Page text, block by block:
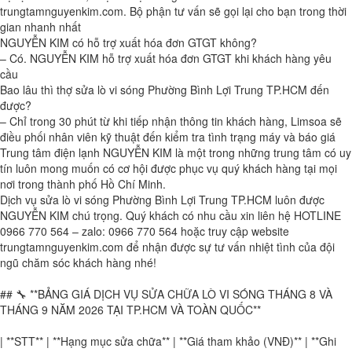
trungtamnguyenkim.com. Bộ phận tư vấn sẽ gọi lại cho bạn trong thời
gian nhanh nhất
NGUYỄN KIM có hỗ trợ xuất hóa đơn GTGT không?
– Có. NGUYỄN KIM hỗ trợ xuất hóa đơn GTGT khi khách hàng yêu
cầu
Bao lâu thì thợ sửa lò vi sóng Phường Bình Lợi Trung TP.HCM đến
được?
– Chỉ trong 30 phút từ khi tiếp nhận thông tin khách hàng, Limsoa sẽ
điều phối nhân viên kỹ thuật đến kiểm tra tình trạng máy và báo giá
Trung tâm điện lạnh NGUYỄN KIM là một trong những trung tâm có uy
tín luôn mong muốn có cơ hội được phục vụ quý khách hàng tại mọi
nơi trong thành phố Hồ Chí Minh.
Dịch vụ sửa lò vi sóng Phường Bình Lợi Trung TP.HCM luôn được
NGUYỄN KIM chú trọng. Quý khách có nhu cầu xin liên hệ HOTLINE
0966 770 564 – zalo: 0966 770 564 hoặc truy cập website
trungtamnguyenkim.com để nhận được sự tư vấn nhiệt tình của đội
ngũ chăm sóc khách hàng nhé!
## 🔧 **BẢNG GIÁ DỊCH VỤ SỬA CHỮA LÒ VI SÓNG THÁNG 8 VÀ
THÁNG 9 NĂM 2026 TẠI TP.HCM VÀ TOÀN QUỐC**
| **STT** | **Hạng mục sửa chữa** | **Giá tham khảo (VNĐ)** | **Ghi